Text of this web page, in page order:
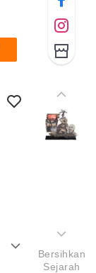
Bersihkan
Sejarah